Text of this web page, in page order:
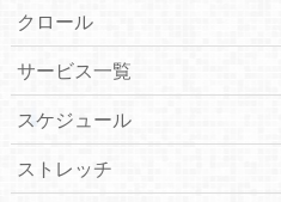
クロール
サービス一覧
スケジュール
ストレッチ